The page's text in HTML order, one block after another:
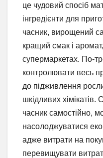
це чудовий спосіб
інгредієнти для
часник, вирощений
кращий смак і
супермаркетах. По-
контролювати весь
до підживлення
шкідливих
часник самостійно,
насолоджуватися
адже витрати на
перевищувати